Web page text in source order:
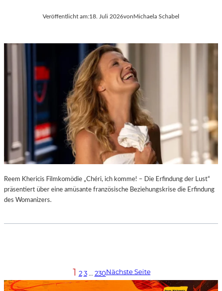
Veröffentlicht am:18. Juli 2026vonMichaela Schabel
Reem Khericis Filmkomödie „Chéri, ich komme! – Die Erfindung der Lust“
präsentiert über eine amüsante französische Beziehungskrise die Erfindung
des Womanizers.
1 2 3 … 230Nächste Seite